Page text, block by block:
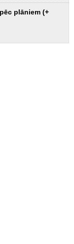
plāniem (+